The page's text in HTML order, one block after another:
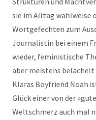
sie im Alltag wahlweise
Wortgefechten zum
Journalistin bei einem
wieder, feministische
aber meistens belächelt
Klaras Boyfriend Noah
Glück einer von der
Weltschmerz auch mal